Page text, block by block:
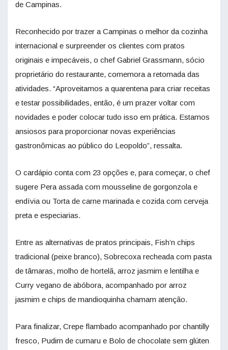
de Campinas.
Reconhecido por trazer a Campinas o melhor da cozinha
internacional e surpreender os clientes com pratos
originais e impecáveis, o chef Gabriel Grassmann, sócio
proprietário do restaurante, comemora a retomada das
atividades. “Aproveitamos a quarentena para criar receitas
e testar possibilidades, então, é um prazer voltar com
novidades e poder colocar tudo isso em prática. Estamos
ansiosos para proporcionar novas experiências
gastronômicas ao público do Leopoldo”, ressalta.
O cardápio conta com 23 opções e, para começar, o chef
sugere Pera assada com mousseline de gorgonzola e
endívia ou Torta de carne marinada e cozida com cerveja
preta e especiarias.
Entre as alternativas de pratos principais, Fish’n chips
tradicional (peixe branco), Sobrecoxa recheada com pasta
de tâmaras, molho de hortelã, arroz jasmim e lentilha e
Curry vegano de abóbora, acompanhado por arroz
jasmim e chips de mandioquinha chamam atenção.
Para finalizar, Crepe flambado acompanhado por chantilly
fresco, Pudim de cumaru e Bolo de chocolate sem glúten